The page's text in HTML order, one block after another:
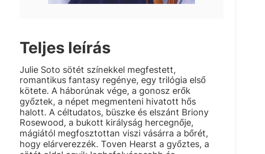
Teljes leírás
Julie Soto sötét színekkel megfestett,
romantikus fantasy regénye, egy trilógia első
kötete. A háborúnak vége, a gonosz erők
győztek, a népet megmenteni hivatott hős
halott. A céltudatos, büszke és elszánt Briony
Rosewood, a bukott királyság hercegnője,
mágiától megfosztottan viszi vásárra a bőrét,
hogy elárverezzék. Toven Hearst a győztes, a